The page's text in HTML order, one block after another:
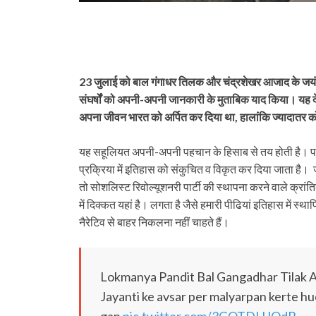
23 जुलाई को बाल गंगाधर तिलक और चंद्रशेखर आजाद के
संघर्षों को अपनी-अपनी जानकारी के मुताबिक याद किया।
अपना जीवन भारत को अर्पित कर दिया था, हालांकि
यह सहूलियत अपनी-अपनी पहचान के हिसाब से तय होती है।
प्रक्रिया में इतिहास को संकुचित व विकृत कर दिया जाता है।
तो सोशलिस्ट रिवोल्यूशनरी पार्टी की स्थापना करने वाले
में दिक्‍कत यहां है। लगता है जैसे हमारी पीढियां इतिहास में
नैरेटिव से बाहर निकलना नहीं चाहते हैं।
Lokmanya Pandit Bal Gangadhar Tilak
Jayanti ke avsar per malyarpan kerte